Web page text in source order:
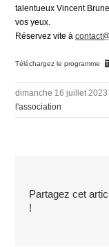
talentueux Vincent
vos yeux.
Réservez vite à
Téléchargez le programme
dimanche 16 juillet 2023
l'association
Partagez cet
!